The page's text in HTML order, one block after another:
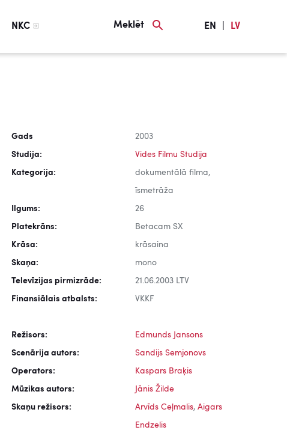
NKC Meklēt EN LV
Gads 2003
Studija: Vides Filmu Studija
Kategorija: dokumentālā filma,
īsmetrāža
Ilgums: 26
Platekrāns: Betacam SX
Krāsa: krāsaina
Skaņa: mono
Televīzijas pirmizrāde: 21.06.2003 LTV
Finansiālais atbalsts: VKKF
Režisors: Edmunds Jansons
Scenārija autors: Sandijs Semjonovs
Operators: Kaspars Braķis
Mūzikas autors: Jānis Žilde
Skaņu režisors: Arvīds Ceļmalis, Aigars
Endzelis